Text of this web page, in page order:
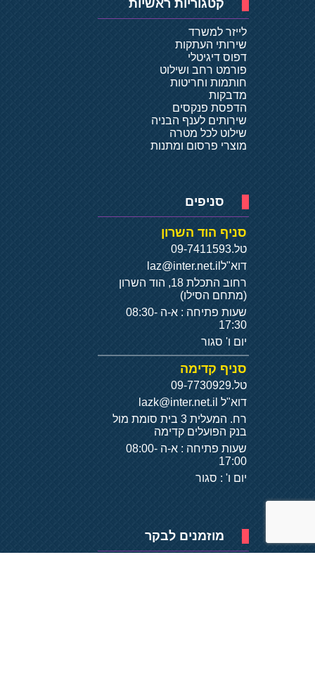
קטגוריות ראשיות
לייזר למשרד
שירותי העתקות
דפוס דיגיטלי
פורמט רחב ושילוט
חותמות וחריטות
מדבקות
הדפסת פנקסים
שירותים לענף הבניה
שילוט לכל מטרה
מוצרי פרסום ומתנות
סניפים
סניף הוד השרון
טל.09-7411593
דוא"ל laz@inter.net.il
רחוב התכלת 18, הוד השרון
(מתחם הסילו)
שעות פתיחה : א-ה 08:30-
17:30
יום ו' סגור
סניף קדימה
טל.09-7730929
דוא"ל
רח. המעלית 3 בית סומת מול
בנק הפועלים קדימה
שעות פתיחה : א-ה 08:00-
17:00
יום ו' : סגור
מוזמנים לבקר